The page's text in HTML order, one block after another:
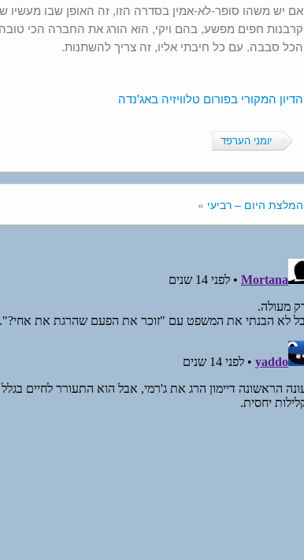
אם יש משהו סופר-לא-אמין בסדרה הזו, זה האופן שבו מעשיו
קרבנות חפים מפשע, בהם ויקי, הוא הורג את החברה הכי
הכל סבבה. עם כל חיבתי אליו, זה צריך להשתנות.
הדיון המקורי בפורום טלוויזיה באג'נדה
יומני הערפד
המלצת היום – רביעי »